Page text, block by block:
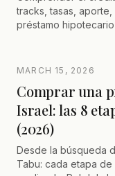
tracks, tasas,
préstamo
MARCH 15, 2026
Comprar una
Israel: las 8
(2026)
Desde la búsqueda
Tabu: cada etapa de